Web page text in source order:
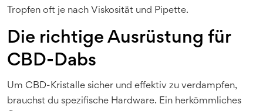
Tropfen oft je nach Viskosität und Pipette.
Die richtige Ausrüstung für
CBD-Dabs
Um CBD-Kristalle sicher und effektiv zu verdampfen,
brauchst du spezifische Hardware. Ein herkömmliches